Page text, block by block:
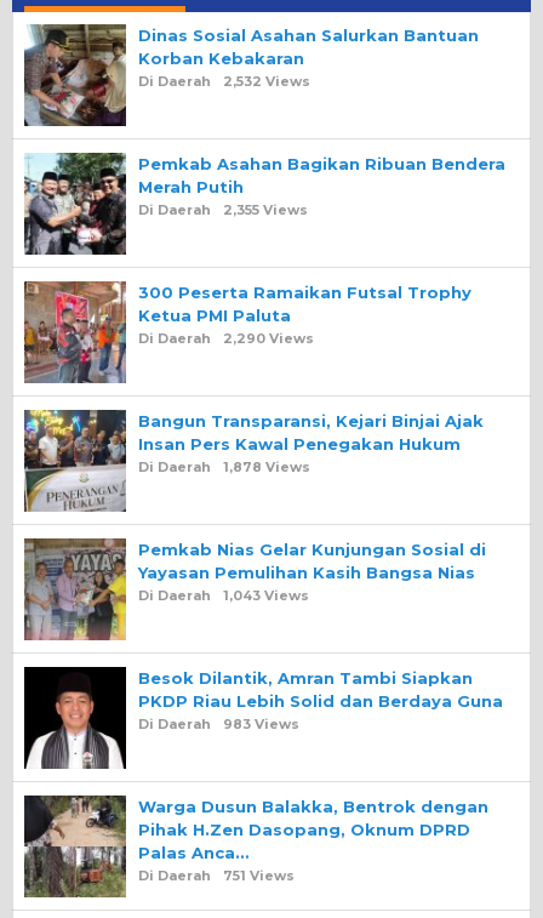
Dinas Sosial Asahan Salurkan Bantuan
Korban Kebakaran
Di Daerah 2,532 Views
Pemkab Asahan Bagikan Ribuan Bendera
Merah Putih
Di Daerah 2,355 Views
300 Peserta Ramaikan Futsal Trophy
Ketua PMI Paluta
Di Daerah 2,290 Views
Bangun Transparansi, Kejari Binjai Ajak
Insan Pers Kawal Penegakan Hukum
Di Daerah 1,878 Views
Pemkab Nias Gelar Kunjungan Sosial di
Yayasan Pemulihan Kasih Bangsa Nias
Di Daerah 1,043 Views
Besok Dilantik, Amran Tambi Siapkan
PKDP Riau Lebih Solid dan Berdaya Guna
Di Daerah 983 Views
Warga Dusun Balakka, Bentrok dengan
Pihak H.Zen Dasopang, Oknum DPRD
Palas Anca…
Di Daerah 751 Views